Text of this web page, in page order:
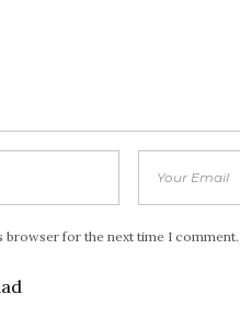
browser for the next time I comment.